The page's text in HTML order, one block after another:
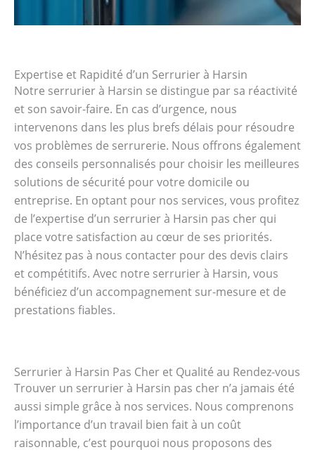
Expertise et Rapidité d’un Serrurier à Harsin
Notre serrurier à Harsin se distingue par sa réactivité
et son savoir-faire. En cas d’urgence, nous
intervenons dans les plus brefs délais pour résoudre
vos problèmes de serrurerie. Nous offrons également
des conseils personnalisés pour choisir les meilleures
solutions de sécurité pour votre domicile ou
entreprise. En optant pour nos services, vous profitez
de l’expertise d’un serrurier à Harsin pas cher qui
place votre satisfaction au cœur de ses priorités.
N’hésitez pas à nous contacter pour des devis clairs
et compétitifs. Avec notre serrurier à Harsin, vous
bénéficiez d’un accompagnement sur-mesure et de
prestations fiables.
Serrurier à Harsin Pas Cher et Qualité au Rendez-vous
Trouver un serrurier à Harsin pas cher n’a jamais été
aussi simple grâce à nos services. Nous comprenons
l’importance d’un travail bien fait à un coût
raisonnable, c’est pourquoi nous proposons des